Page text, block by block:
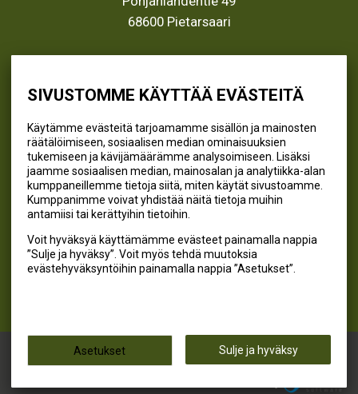
SIVUSTOMME KÄYTTÄÄ EVÄSTEITÄ
Käytämme evästeitä tarjoamamme sisällön ja mainosten
räätälöimiseen, sosiaalisen median ominaisuuksien
tukemiseen ja kävijämäärämme analysoimiseen. Lisäksi
jaamme sosiaalisen median, mainosalan ja analytiikka-alan
kumppaneillemme tietoja siitä, miten käytät sivustoamme.
Kumppanimme voivat yhdistää näitä tietoja muihin
antamiisi tai kerättyihin tietoihin.
Voit hyväksyä käyttämämme evästeet painamalla nappia
”Sulje ja hyväksy”. Voit myös tehdä muutoksia
evästehyväksyntöihin painamalla nappia ”Asetukset”.
Asetukset Sulje ja hyväksy
68600 Pietarsaari
(06) 781 2900
SEURAA MEITÄ
@kivikangaskalastus
@kivikangaskasvihuoneet
@kivikangas_kalastus
@kivikangaskasvihuoneet
Kivikangas Oy
Kivikangas © 2026